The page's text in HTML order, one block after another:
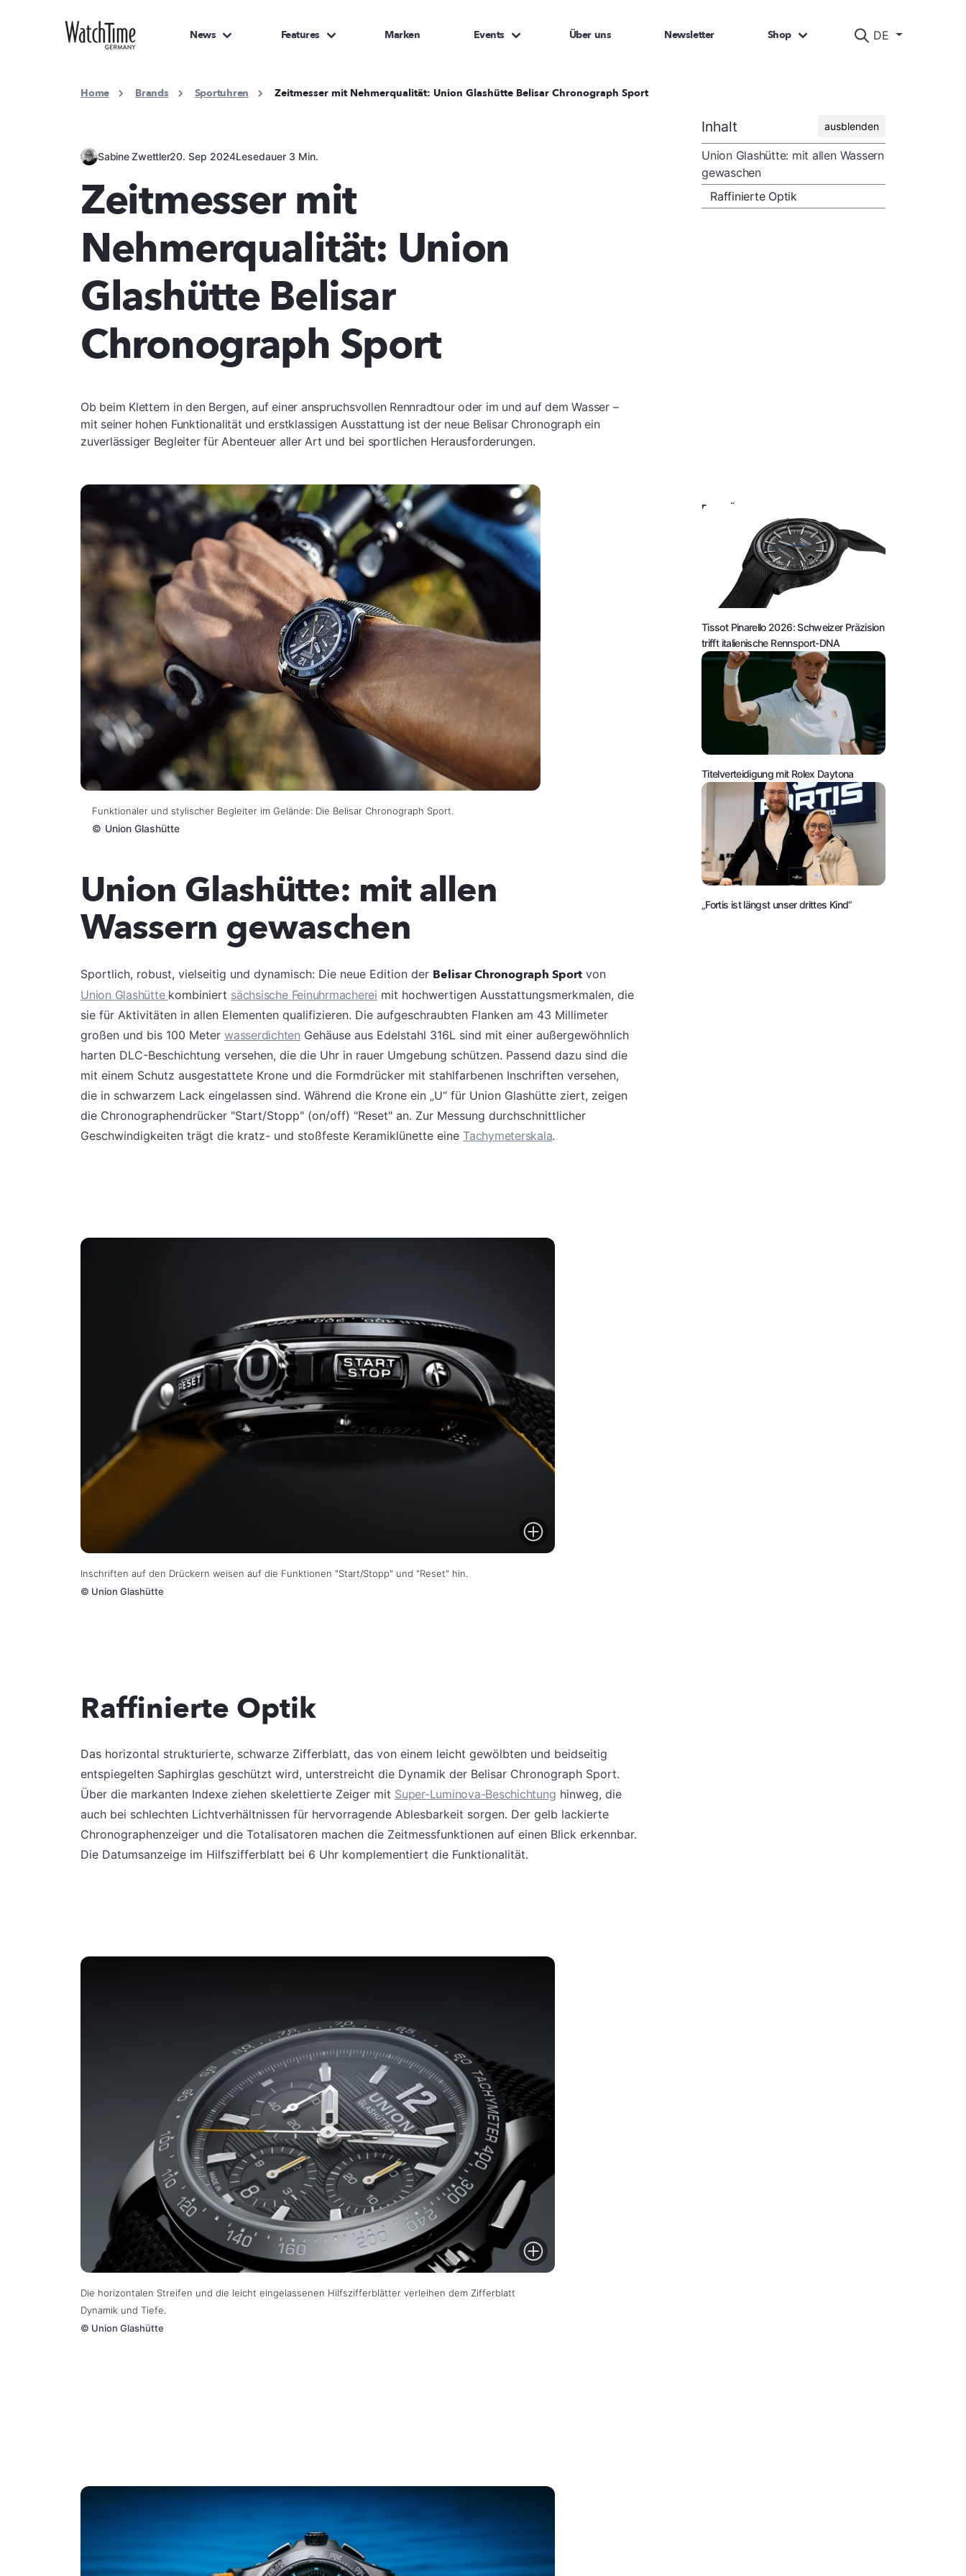
DE
News Features Marken Events Über uns Newsletter Shop
Home Brands Sportuhren Zeitmesser mit Nehmerqualität: Union Glashütte Belisar Chronograph Sport
Sabine Zwettler20. Sep 2024Lesedauer 3 Min.
Zeitmesser mit
Nehmerqualität: Union
Glashütte Belisar
Chronograph Sport
Ob beim Klettern in den Bergen, auf einer anspruchsvollen Rennradtour oder im und auf dem Wasser –
mit seiner hohen Funktionalität und erstklassigen Ausstattung ist der neue Belisar Chronograph ein
zuverlässiger Begleiter für Abenteuer aller Art und bei sportlichen Herausforderungen.
Funktionaler und stylischer Begleiter im Gelände: Die Belisar Chronograph Sport.
© Union Glashütte
Union Glashütte: mit allen
Wassern gewaschen
Sportlich, robust, vielseitig und dynamisch: Die neue Edition der Belisar Chronograph Sport von
Union Glashütte kombiniert sächsische Feinuhrmacherei mit hochwertigen Ausstattungsmerkmalen, die
sie für Aktivitäten in allen Elementen qualifizieren. Die aufgeschraubten Flanken am 43 Millimeter
großen und bis 100 Meter wasserdichten Gehäuse aus Edelstahl 316L sind mit einer außergewöhnlich
harten DLC-Beschichtung versehen, die die Uhr in rauer Umgebung schützen. Passend dazu sind die
mit einem Schutz ausgestattete Krone und die Formdrücker mit stahlfarbenen Inschriften versehen,
die in schwarzem Lack eingelassen sind. Während die Krone ein „U“ für Union Glashütte ziert, zeigen
die Chronographendrücker "Start/Stopp" (on/off) "Reset" an. Zur Messung durchschnittlicher
Geschwindigkeiten trägt die kratz- und stoßfeste Keramiklünette eine Tachymeterskala.
Inschriften auf den Drückern weisen auf die Funktionen "Start/Stopp" und "Reset" hin.
© Union Glashütte
Raffinierte Optik
Das horizontal strukturierte, schwarze Zifferblatt, das von einem leicht gewölbten und beidseitig
entspiegelten Saphirglas geschützt wird, unterstreicht die Dynamik der Belisar Chronograph Sport.
Über die markanten Indexe ziehen skelettierte Zeiger mit Super-Luminova-Beschichtung hinweg, die
auch bei schlechten Lichtverhältnissen für hervorragende Ablesbarkeit sorgen. Der gelb lackierte
Chronographenzeiger und die Totalisatoren machen die Zeitmessfunktionen auf einen Blick erkennbar.
Die Datumsanzeige im Hilfszifferblatt bei 6 Uhr komplementiert die Funktionalität.
Die horizontalen Streifen und die leicht eingelassenen Hilfszifferblätter verleihen dem Zifferblatt
Dynamik und Tiefe.
© Union Glashütte
Inhalt ausblenden
Union Glashütte: mit allen Wassern
gewaschen
Raffinierte Optik
DAS KÖNNTE SIE AUCH INTERESSIEREN:
Tissot Pinarello 2026: Schweizer Präzision
trifft italienische Rennsport-DNA
Titelverteidigung mit Rolex Daytona
„Fortis ist längst unser drittes Kind“